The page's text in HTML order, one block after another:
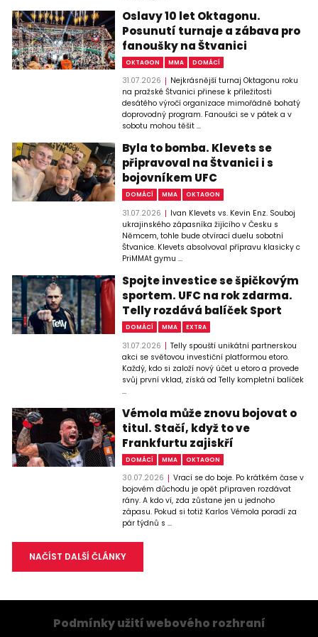
Oslavy 10 let Oktagonu.
Posunutí turnaje a zábava pro
fanoušky na Štvanici
OKTAGON MMA DOMÁCÍ
31.07.2026
Nejkrásnější turnaj Oktagonu roku
na pražské Štvanici přinese k příležitosti
desátého výročí organizace mimořádně bohatý
doprovodný program. Fanoušci se v pátek a v
sobotu mohou těšit ...
Byla to bomba. Klevets se
připravoval na Štvanici i s
bojovníkem UFC
DOMÁCÍ MMA OKTAGON
31.07.2026
Ivan Klevets vs. Kevin Enz. Souboj
ukrajinského zápasníka žijícího v Česku s
Němcem, tohle bude otvírací duelu sobotní
Štvanice. Klevets absolvoval přípravu klasicky c
PriMMAt gymu ...
Spojte investice se špičkovým
sportem. UFC na rok zdarma.
Telly rozdává balíček Sport
DOMÁCÍ MMA EXTRA
31.07.2026
Telly spouští unikátní partnerskou
akci se světovou investiční platformou etoro.
Každý, kdo si založí nový účet u etoro a provede
svůj první vklad, získá od Telly kompletní balíček
...
Vémola může znovu bojovat o
titul. Stačí, když to ve
Frankfurtu zajiskří
DOMÁCÍ MMA OKTAGON
30.07.2026
Vrací se do boje. Po krátkém čase v
bojovém důchodu je opět připraven rozdávat
rány. A kdo ví, zda zůstane jen u jednoho
zápasu. Pokud si totiž Karlos Vémola poradí za
pár týdnů s ...
NAČÍST DALŠÍ ČLÁNKY
Podmínky užití webového rozhraní